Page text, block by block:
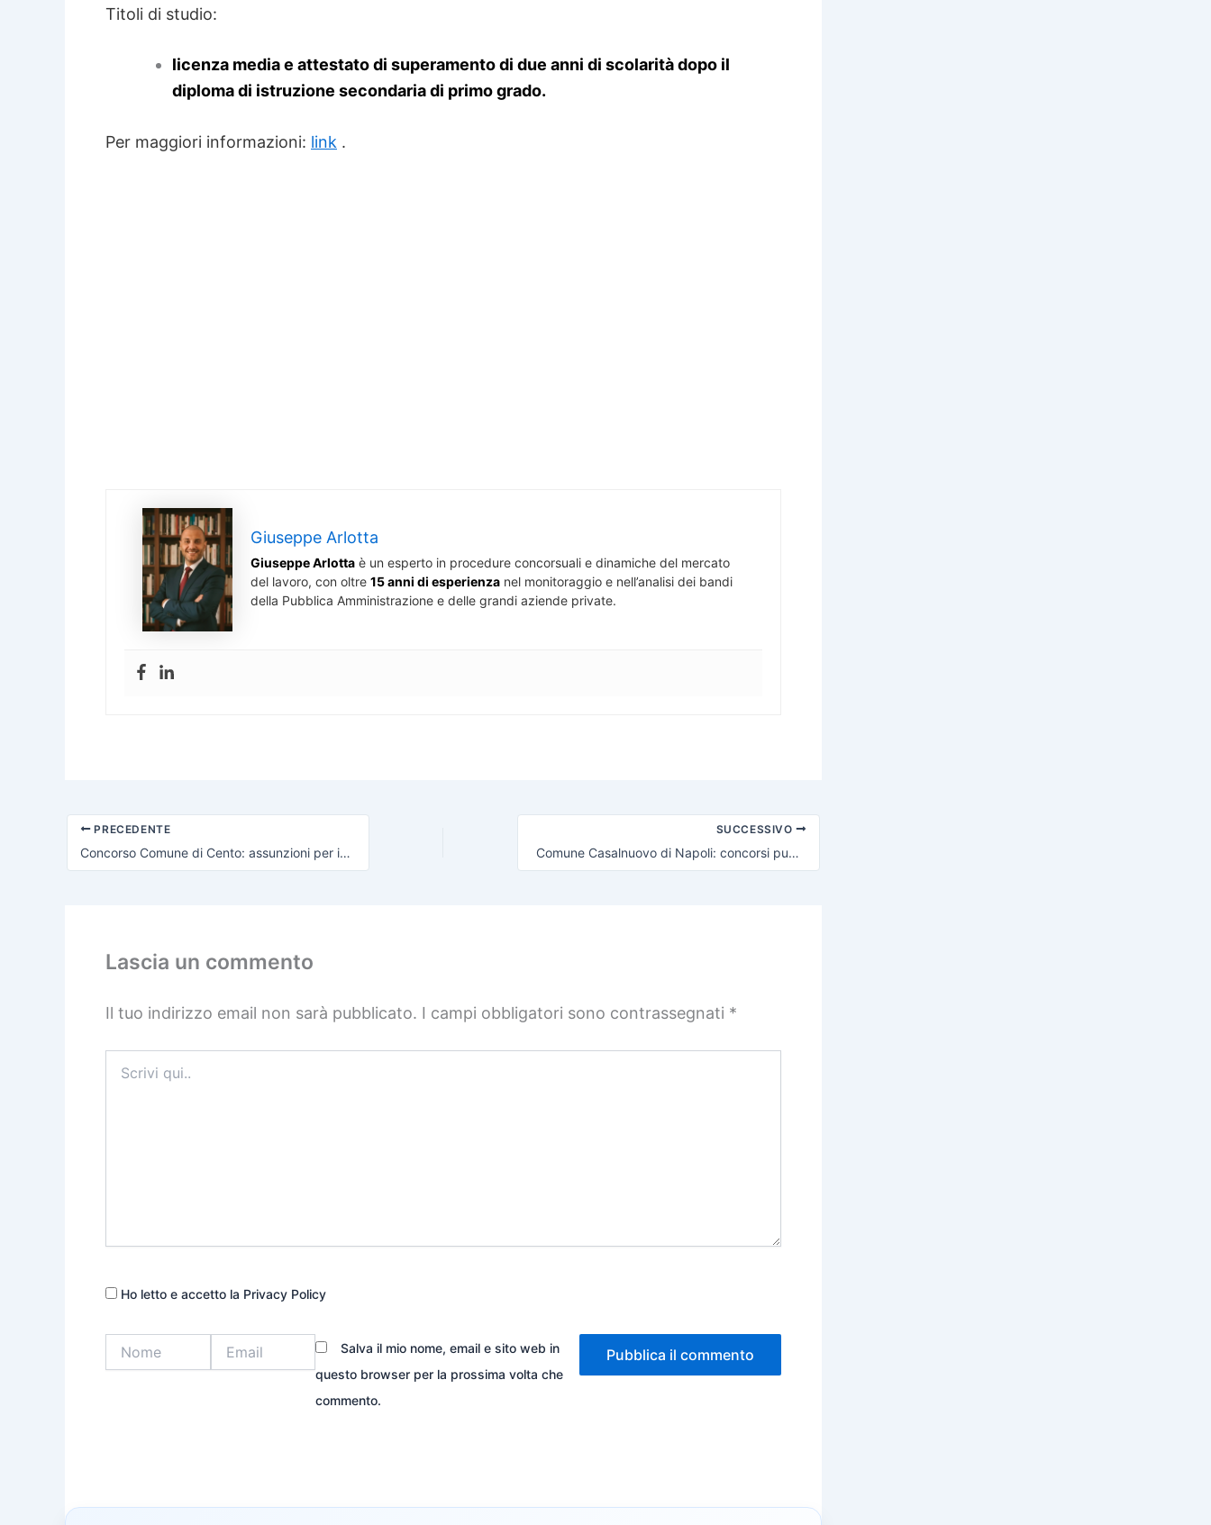
Titoli di studio:
licenza media e attestato di superamento di due anni di scolarità dopo il
diploma di istruzione secondaria di primo grado.
Per maggiori informazioni: link .
Giuseppe Arlotta
Giuseppe Arlotta è un esperto in procedure concorsuali e dinamiche del mercato
del lavoro, con oltre 15 anni di esperienza nel monitoraggio e nell’analisi dei bandi
della Pubblica Amministrazione e delle grandi aziende private.
PRECEDENTE
Concorso Comune di Cento: assunzioni per impiegati
SUCCESSIVO
Comune Casalnuovo di Napoli: concorsi pubblici 17 assunzioni
Lascia un commento
Il tuo indirizzo email non sarà pubblicato. I campi obbligatori sono contrassegnati *
qui..
Ho letto e accetto la Privacy Policy
Salva il mio nome, email e sito web in
questo browser per la prossima volta che
commento.